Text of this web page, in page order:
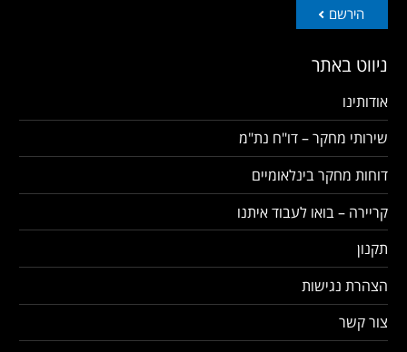
הירשם
ניווט באתר
אודותינו
שירותי מחקר – דו"ח נת"מ
דוחות מחקר בינלאומיים
קריירה – בואו לעבוד איתנו
תקנון
הצהרת נגישות
צור קשר